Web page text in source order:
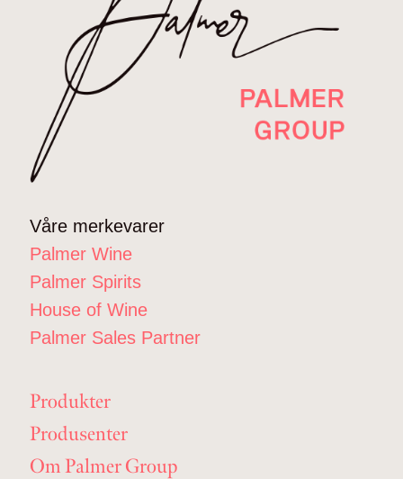
Våre merkevarer
Palmer Wine
Palmer Spirits
House of Wine
Palmer Sales Partner
Produkter
Produsenter
Om Palmer Group